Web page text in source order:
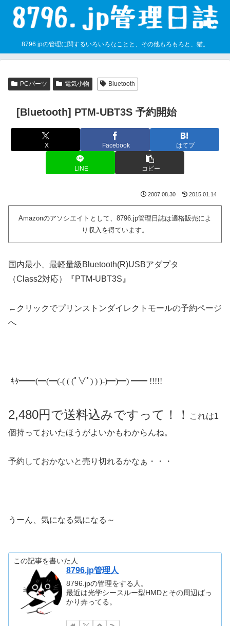
8796.jpの管理に関するいろいろなことと、その他もろもろと、猫。
PCパーツ 電気小物 Bluetooth
[Bluetooth] PTM-UBT3S 予約開始
X Facebook はてブ
LINE コピー
2007.08.30 2015.01.14
Amazonのアソシエイトとして、8796.jp管理日誌は適格販売によ
り収入を得ています。
国内最小、最軽量級Bluetooth(R)USBアダプタ
（Class2対応）『PTM-UBT3S』
←クリックでプリンストンダイレクトモールの予約ページ
へ
ｷﾀ━━(━(━(-( ( (ﾟ∀ﾟ) ) )-)━)━) ━━ !!!!!
2,480円で送料込みですって！！
これは1
個持っておいたほうがよいかもわからんね。
予約しておかないと売り切れるかなぁ・・・
うーん、気になる気になる～
この記事を書いた人
8796.jp管理人
8796.jpの管理をする人。
最近は光学シースルー型HMDとその周辺ばっ
かり弄ってる。